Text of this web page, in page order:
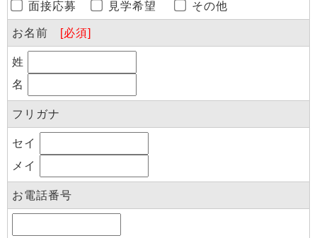
面接応募 見学希望 その他
お名前 [必須]
姓
名
フリガナ
セイ
メイ
お電話番号